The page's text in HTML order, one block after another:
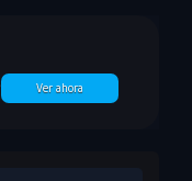
Ver ahora